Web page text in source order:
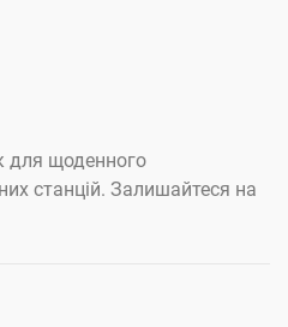
для щоденного
станцій. Залишайтеся на